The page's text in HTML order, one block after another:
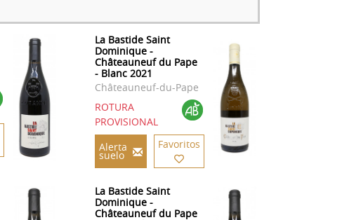
La Bastide Saint
Dominique -
Châteauneuf du Pape
- Blanc 2021
Châteauneuf-du-Pape
ROTURA
PROVISIONAL
Alerta
suelo
Favoritos
La Bastide Saint
Dominique -
Châteauneuf du Pape